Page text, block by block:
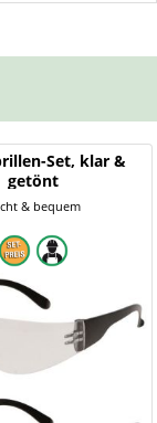
Set, klar &
getönt
& bequem